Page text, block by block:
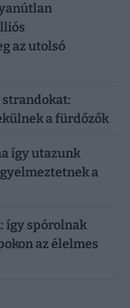
az utolsó
strandokat:
a fürdőzők
így utazunk
a
így spórolnak
az élelmes